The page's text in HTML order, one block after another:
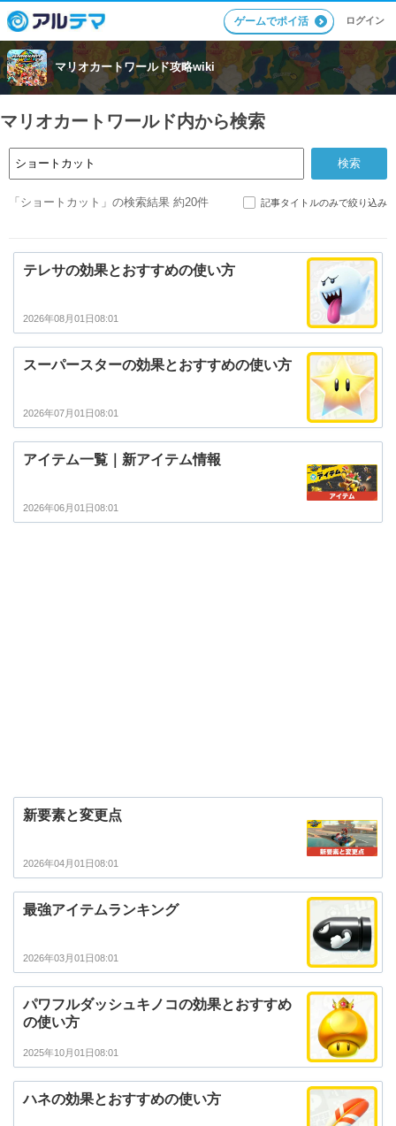
ゲームでポイ活 ログイン
マリオカートワールド攻略wiki
マリオカートワールド内から検索
「ショートカット」の検索結果 約20件 記事タイトルのみで絞り込み
テレサの効果とおすすめの使い方
2026年08月01日08:01
スーパースターの効果とおすすめの使い方
2026年07月01日08:01
アイテム一覧｜新アイテム情報
2026年06月01日08:01
新要素と変更点
2026年04月01日08:01
最強アイテムランキング
2026年03月01日08:01
パワフルダッシュキノコの効果とおすすめ
の使い方
2025年10月01日08:01
ハネの効果とおすすめの使い方